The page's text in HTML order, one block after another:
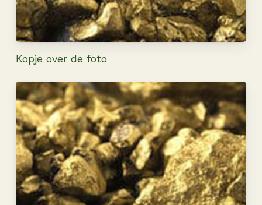
Kopje over de foto